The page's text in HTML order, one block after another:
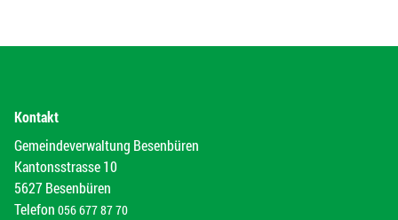
Kontakt
Gemeindeverwaltung Besenbüren
Kantonsstrasse 10
5627 Besenbüren
Telefon 056 677 87 70